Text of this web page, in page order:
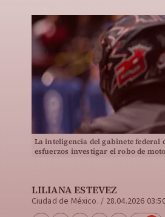
La inteligencia del gabinete federal
esfuerzos investigar el robo de
LILIANA ESTEVEZ
Ciudad de México. / 28.04.2026